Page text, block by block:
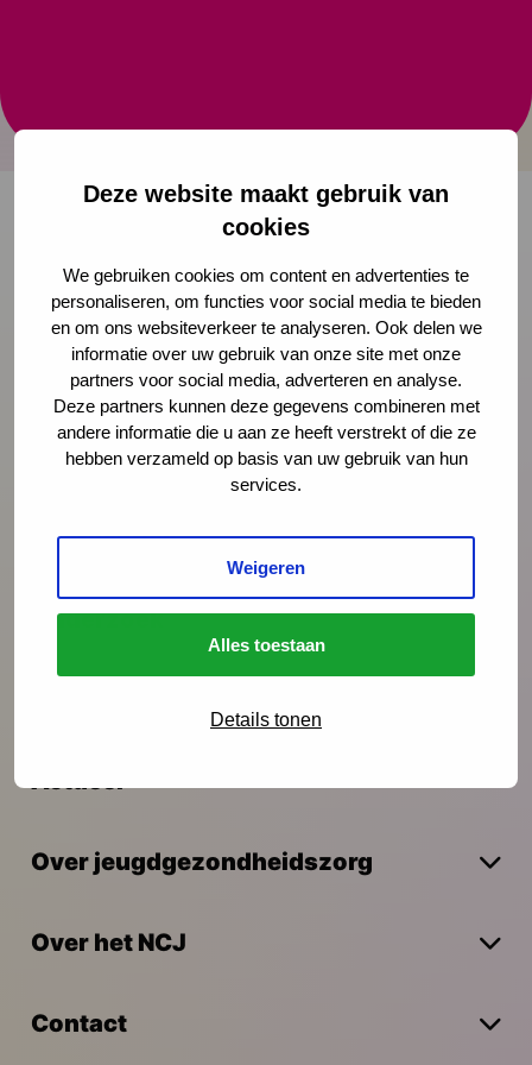
Deze website maakt gebruik van
cookies
We gebruiken cookies om content en advertenties te
personaliseren, om functies voor social media te bieden
en om ons websiteverkeer te analyseren. Ook delen we
informatie over uw gebruik van onze site met onze
partners voor social media, adverteren en analyse.
Deze partners kunnen deze gegevens combineren met
andere informatie die u aan ze heeft verstrekt of die ze
hebben verzameld op basis van uw gebruik van hun
services.
Weigeren
Alles toestaan
Details tonen
kinderarmoede in Nederland.
Onze nieuwsbrief ontvangen?
Schrijf je in
Preventie
Interventies
Onderzoek
Actueel
Over jeugdgezondheidszorg
Over het NCJ
Contact